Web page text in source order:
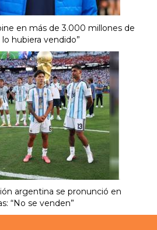
en más de 3.000 millones de
lo hubiera vendido”
argentina se pronunció en
“No se venden”